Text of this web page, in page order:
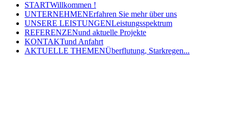
STARTWillkommen !
UNTERNEHMENErfahren Sie mehr über uns
UNSERE LEISTUNGENLeistungsspektrum
REFERENZENund aktuelle Projekte
KONTAKTund Anfahrt
AKTUELLE THEMENÜberflutung, Starkregen...